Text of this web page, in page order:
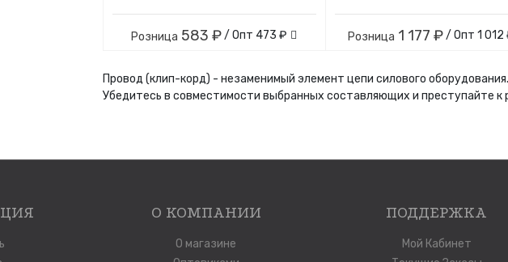
Розница 583 ₽/ Опт 473 ₽ Розница 1 177 ₽ / Опт1 012
Провод (клип-корд) - незаменимый элемент цепи силового оборудования.
Убедитесь в совместимости выбранных составляющих и преступайте к
О КОМПАНИИ
О магазине
ПОДДЕРЖКА
Мой Кабинет